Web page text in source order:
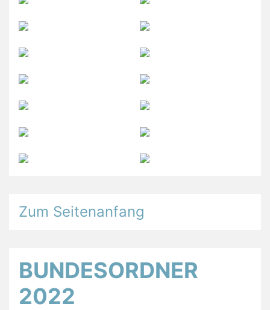
Zum Seitenanfang
BUNDESORDNER
2022